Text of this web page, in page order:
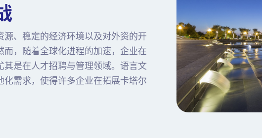
、稳定的经济环境以及对外资的开
，随着全球化进程的加速，企业在
是在人才招聘与管理领域。语言文
需求，使得许多企业在拓展卡塔尔